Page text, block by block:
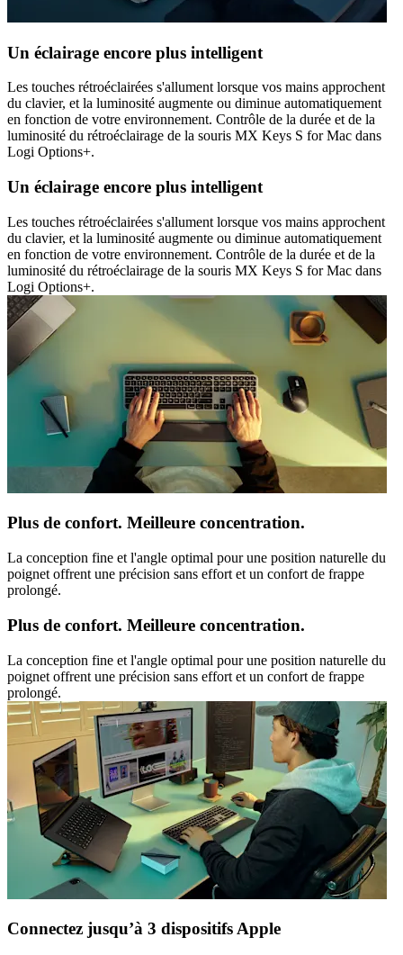
Un éclairage encore plus intelligent
Les touches rétroéclairées s'allument lorsque vos mains approchent
du clavier, et la luminosité augmente ou diminue automatiquement
en fonction de votre environnement. Contrôle de la durée et de la
luminosité du rétroéclairage de la souris MX Keys S for Mac dans
Logi Options+.
Un éclairage encore plus intelligent
Les touches rétroéclairées s'allument lorsque vos mains approchent
du clavier, et la luminosité augmente ou diminue automatiquement
en fonction de votre environnement. Contrôle de la durée et de la
luminosité du rétroéclairage de la souris MX Keys S for Mac dans
Logi Options+.
Plus de confort. Meilleure concentration.
La conception fine et l'angle optimal pour une position naturelle du
poignet offrent une précision sans effort et un confort de frappe
prolongé.
Plus de confort. Meilleure concentration.
La conception fine et l'angle optimal pour une position naturelle du
poignet offrent une précision sans effort et un confort de frappe
prolongé.
Connectez jusqu’à 3 dispositifs Apple